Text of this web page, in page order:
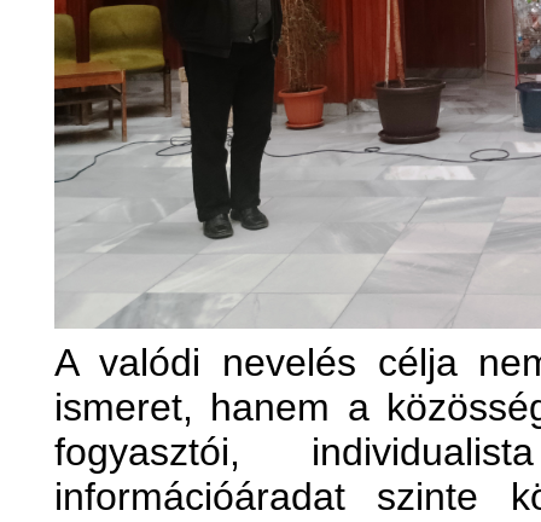
A valódi nevelés célja
ismeret, hanem a
fogyasztói,
információáradat szinte